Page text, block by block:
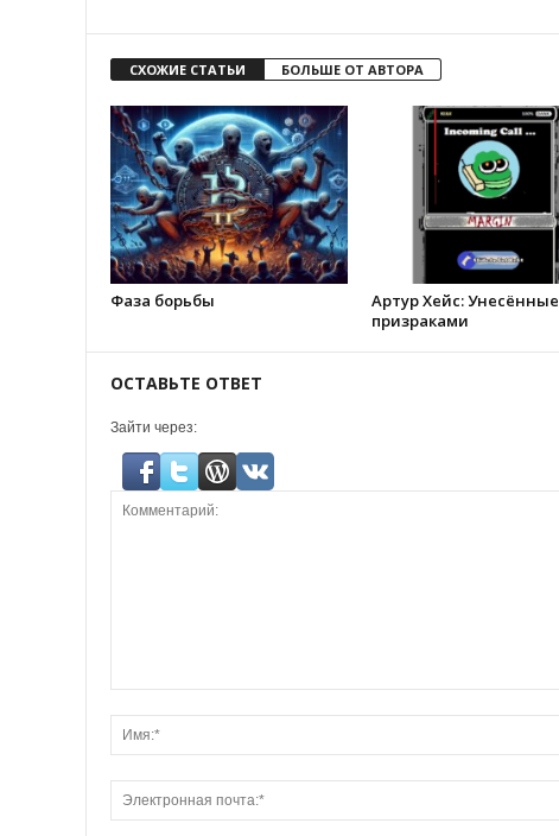
СХОЖИЕ СТАТЬИ БОЛЬШЕ ОТ АВТОРА
Фаза борьбы
Артур Хейс: Унесённые
призраками
ОСТАВЬТЕ ОТВЕТ
Зайти через: